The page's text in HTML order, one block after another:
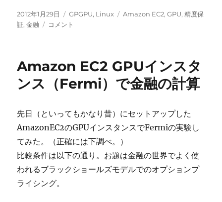
投
稿
2012年1月29日
カ
テ
GPGPU, Linux
タ
Amazon EC2,GPU,精度保
証,金融
GPGPU
保
算
に
コメント
Amazon EC2 GPUインスタ
ンス（Fermi）で金融の計算
先日（といってもかなり昔）にセットアップした
AmazonEC2のGPUインスタンスでFermiの実験し
てみた。（正確には下調べ。）
比較条件は以下の通り。お題は金融の世界でよく使
われるブラックショールズモデルでのオプションプ
ライシング。